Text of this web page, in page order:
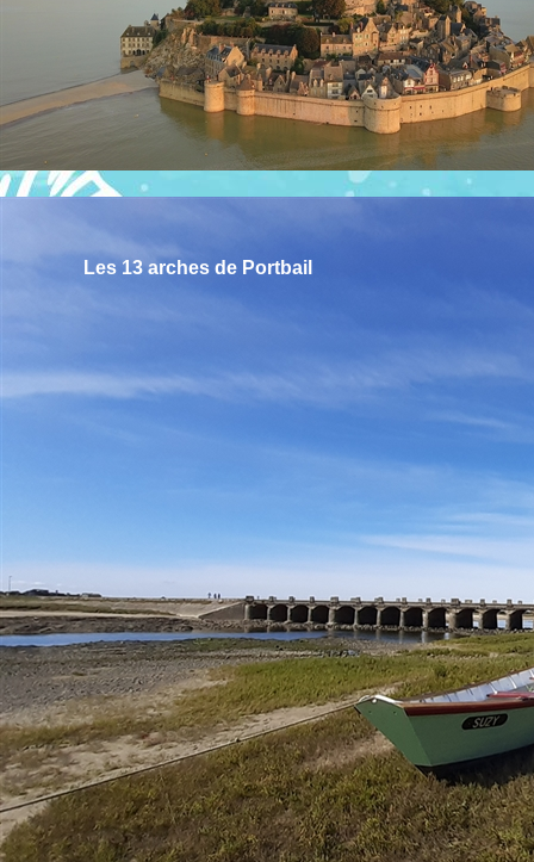
Les 13 arches de Portbail